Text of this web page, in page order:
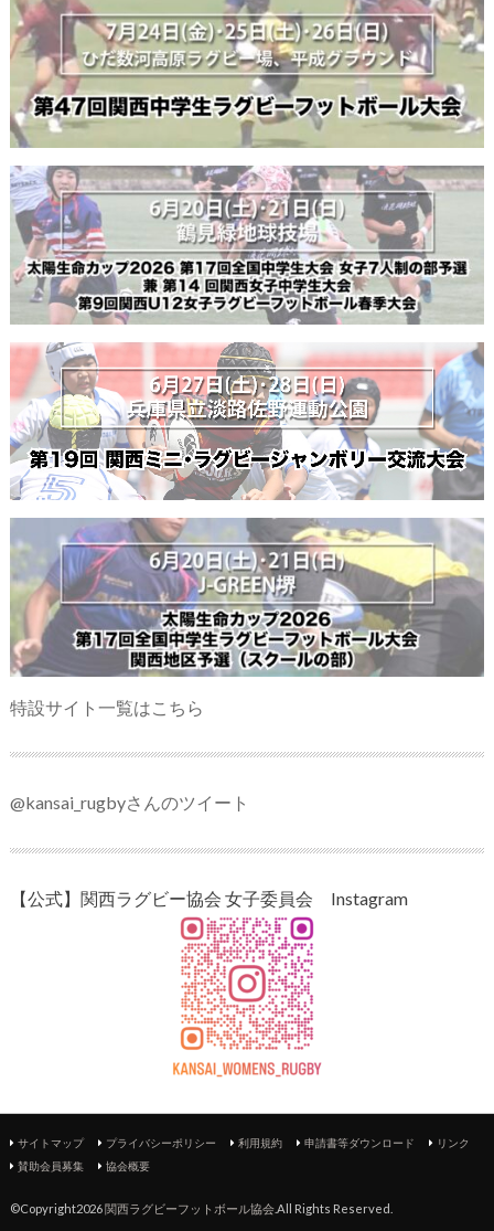
特設サイト一覧はこちら
@kansai_rugbyさんのツイート
【公式】関西ラグビー協会 女子委員会 Instagram
サイトマップ プライバシーポリシー 利用規約 申請書等ダウンロード
リンク
賛助会員募集
協会概要
©Copyright2026関西ラグビーフットボール協会.All Rights Reserved.